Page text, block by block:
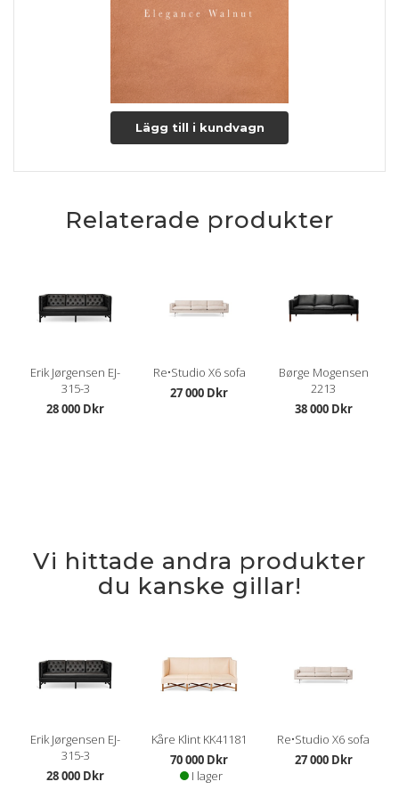
Lägg till i kundvagn
Relaterade produkter
Erik Jørgensen EJ-
315-3
28 000 Dkr
Re•Studio X6 sofa
27 000 Dkr
Børge Mogensen
2213
38 000 Dkr
Vi hittade andra produkter
du kanske gillar!
Erik Jørgensen EJ-
315-3
28 000 Dkr
Kåre Klint KK41181
70 000 Dkr
I lager
Re•Studio X6 sofa
27 000 Dkr